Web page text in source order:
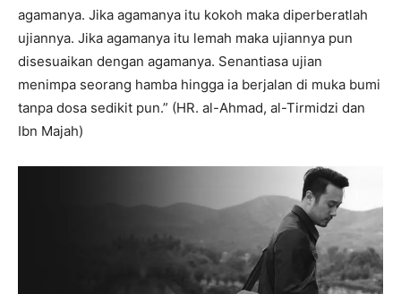
agamanya. Jika agamanya itu kokoh maka diperberatlah
ujiannya. Jika agamanya itu lemah maka ujiannya pun
disesuaikan dengan agamanya. Senantiasa ujian
menimpa seorang hamba hingga ia berjalan di muka bumi
tanpa dosa sedikit pun.” (HR. al-Ahmad, al-Tirmidzi dan
Ibn Majah)